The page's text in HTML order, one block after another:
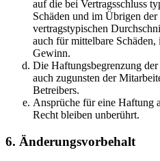
auf die bei Vertragsschluss
Schäden und im Übrigen
vertragstypischen
auch für mittelbare Schäden,
Gewinn.
Die Haftungsbegrenzung
auch zugunsten der
Betreibers.
Ansprüche für eine Haftung
Recht bleiben unberührt.
6. Änderungsvorbehalt